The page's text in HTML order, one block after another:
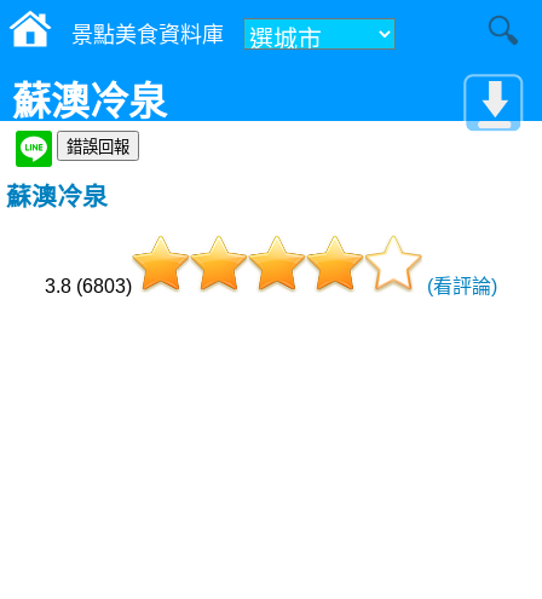
景點美食資料庫
蘇澳冷泉
蘇澳冷泉
3.8 (6803) (看評論)